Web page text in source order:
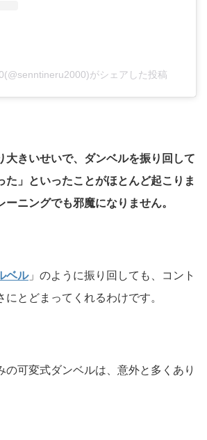
がシェアした投稿
大きいせいで、ダンベルを振り回して
た」といったことがほとんど起こりま
ニングでも邪魔になりません。
ベル」のように振り回しても、コント
にとどまってくれるわけです。
の可変式ダンベルは、意外と多くあり